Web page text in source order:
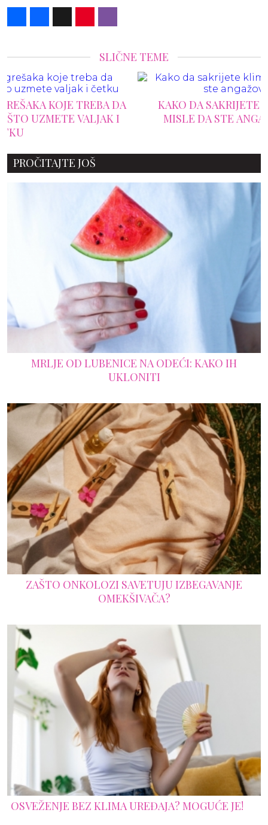
SLIČNE TEME
KAKO DA SAKRIJETE KLIMU, A DA KOMŠIJE
MISLE DA STE ANGAŽOVALI ARHITEKTU
PROČITAJTE JOŠ
MRLJE OD LUBENICE NA ODEĆI: KAKO IH
UKLONITI
ZAŠTO ONKOLOZI SAVETUJU IZBEGAVANJE
OMEKŠIVAČA?
OSVEŽENJE BEZ KLIMA UREĐAJA? MOGUĆE JE!